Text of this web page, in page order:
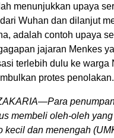
menunjukkan upaya
Wuhan dan dilanjut
adalah contoh upaya
jajaran Menkes
terlebih dulu ke warga
protes penolakan.
membeli oleh-oleh
kecil dan menengah